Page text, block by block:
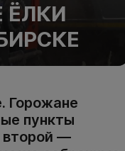
ЁЛКИ
Горожане
пункты
второй —